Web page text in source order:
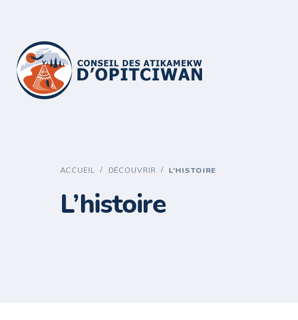
ACCUEIL / DÉCOUVRIR / L’HISTOIRE
L’histoire